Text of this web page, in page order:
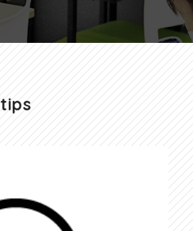
tips